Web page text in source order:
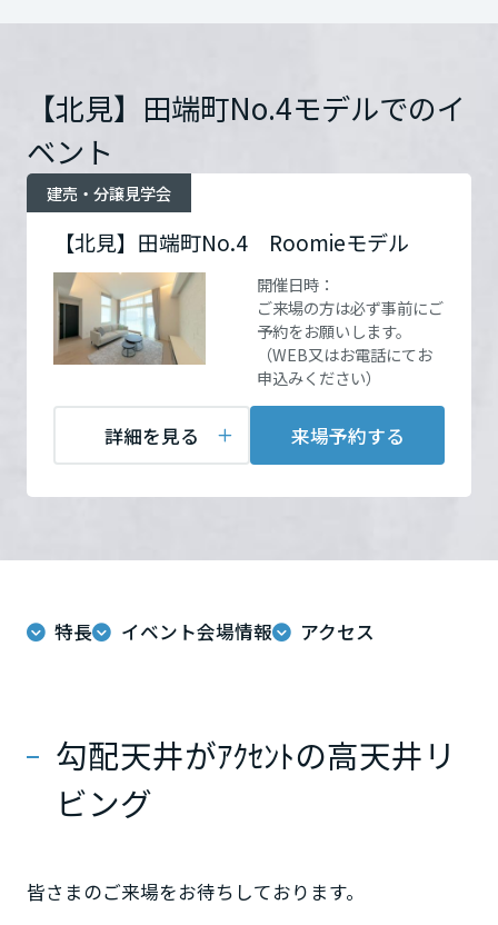
売る [MISAWA RELAY]
住まいの売却
これから住まいをご検討の方
多彩な動画やこだわりが詰まった建築実例、注目の最新情報など、住
まいづくりを楽しく学べるデジタルラウンジです。
ホームラウンジ 新築・戸建て
これから土地活用・賃貸経営をご検討の方
土地活用の基礎から長期安定経営を目指すオーナー様まで、賃貸経営
に役立つ多彩な情報を幅広くお届けします。
ホームラウンジ 土地活用・賃貸経営
これからリフォームをご検討の方
実例動画や基礎知識、収納の工夫など、理想の住まいを叶えるリフォ
ホームラウンジ リフォーム
分譲用地
すべてのフィールドに新しい価値をデザインし、持続可能な未来志向
ミサワゼネラルソリューション
ミサワホームオーナーさま・リフォーム工事ご契約者さまとミサワホ
ームを結ぶコミュニケーションサイト。お得・便利・安心なコンテン
ツや、ミサワホームからの大切なお知らせなど配信しています。
ミサワオーナーズクラブ
環境活動
採用情報
新卒者採用
中途採用
障がい者採用
ウエルネス事業
ミサワアイデンティティ
【北見】田端町No.4モデルでのイ
ベント
【北見】田端町No.4 Roomieモデル
建売・分譲見学会
開催日時：
ご来場の方は必ず事前にご
予約をお願いします。
（WEB又はお電話にてお
申込みください）
詳細を見る 来場予約する
特長 イベント会場情報 アクセス
勾配天井がｱｸｾﾝﾄの高天井リ
ビング
皆さまのご来場をお待ちしております。
関東
茨城県
栃木県
埼玉県
東京都
わせ
営業時間：10:00～17:00
定休日：ご来場希望の方は
せんので、事前にご予約く
担当者：北見営業所
来場予約する